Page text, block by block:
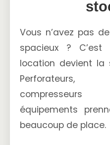
Vous n’avez pas
spacieux ?
location devient la
Perforateurs,
équipements
beaucoup de place.